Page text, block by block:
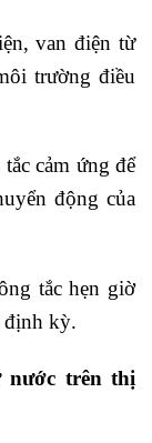
van điện từ
trường điều
cảm ứng để
động của
tắc hẹn giờ
định kỳ.
nước trên thị